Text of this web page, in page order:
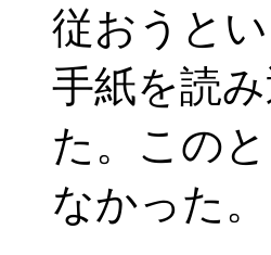
従おうと
手紙を読
た。この
なかった。